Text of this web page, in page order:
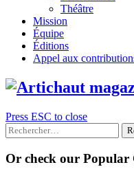
Théâtre
Mission
Équipe
Éditions
Appel aux
Press ESC to close
Rechercher :
Or check our Popular